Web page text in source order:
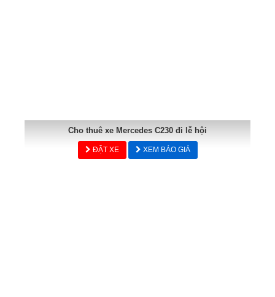
Cho thuê xe Mercedes C230 đi lễ hội
ĐẶT XE XEM BÁO GIÁ